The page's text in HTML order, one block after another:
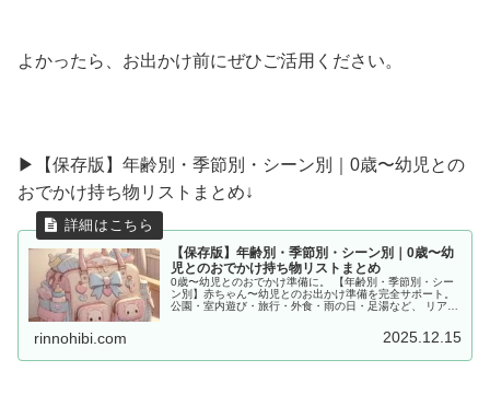
よかったら、お出かけ前にぜひご活用ください。
▶︎【保存版】年齢別・季節別・シーン別｜0歳〜幼児との
おでかけ持ち物リストまとめ↓
【保存版】年齢別・季節別・シーン別｜0歳〜幼
児とのおでかけ持ち物リストまとめ
0歳〜幼児とのおでかけ準備に。 【年齢別・季節別・シー
ン別】赤ちゃん〜幼児とのお出かけ準備を完全サポート。
公園・室内遊び・旅行・外食・雨の日・足湯など、 リアル
rinnohibi.com 2025.12.15